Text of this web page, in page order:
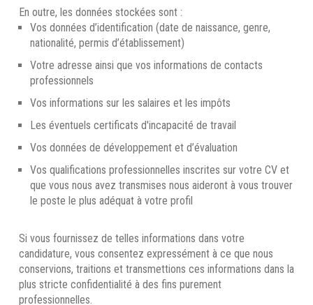
En outre, les données stockées sont :
Vos données d’identification (date de naissance, genre,
nationalité, permis d’établissement)
Votre adresse ainsi que vos informations de contacts
professionnels
Vos informations sur les salaires et les impôts
Les éventuels certificats d'incapacité de travail
Vos données de développement et d’évaluation
Vos qualifications professionnelles inscrites sur votre CV et
que vous nous avez transmises nous aideront à vous trouver
le poste le plus adéquat à votre profil
Si vous fournissez de telles informations dans votre
candidature, vous consentez expressément à ce que nous
conservions, traitions et transmettions ces informations dans la
plus stricte confidentialité à des fins purement
professionnelles.